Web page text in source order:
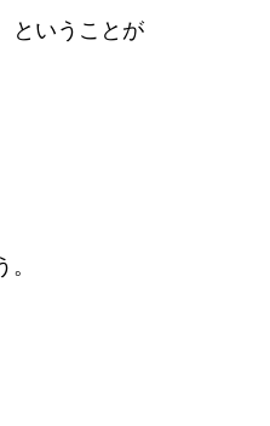
ということが